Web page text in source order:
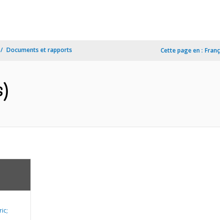
Documents et rapports Cette page en :